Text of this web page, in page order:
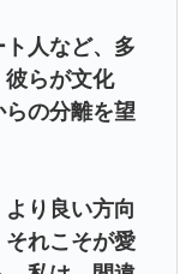
ト人など、多
彼らが文化
の分離を望
より良い方向
れこそが愛